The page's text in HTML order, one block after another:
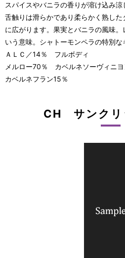
スパイスやバニラの香りが溶け込み涼
舌触りは滑らかであり柔らかく熟し
に広がります。果実とバニラの風味
いう意味。シャトーモンペラの特別な
ＡＬＣ／14％ フルボディ
メルロー70％ カベルネソーヴィニヨ
カベルネフラン15％
CH サンクリ